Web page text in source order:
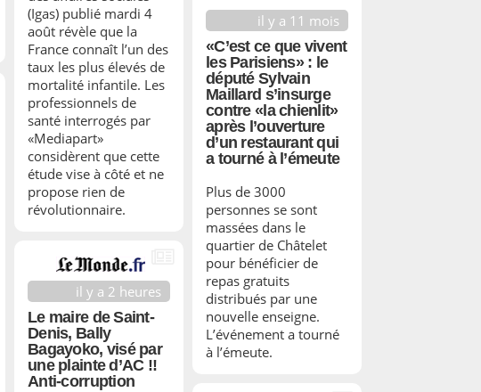
(Igas) publié mardi 4
août révèle que la
France connaît l’un des
taux les plus élevés de
mortalité infantile. Les
professionnels de
santé interrogés par
«Mediapart»
considèrent que cette
étude vise à côté et ne
propose rien de
révolutionnaire.
il y a 11 mois
«C’est ce que vivent
les Parisiens» : le
député Sylvain
Maillard s’insurge
contre «la chienlit»
après l’ouverture
d’un restaurant qui
a tourné à l’émeute
Plus de 3000
personnes se sont
massées dans le
quartier de Châtelet
pour bénéficier de
repas gratuits
distribués par une
nouvelle enseigne.
L’événement a tourné
à l’émeute.
il y a 2 heures
Le maire de Saint-
Denis, Bally
Bagayoko, visé par
une plainte d’AC !!
Anti-corruption